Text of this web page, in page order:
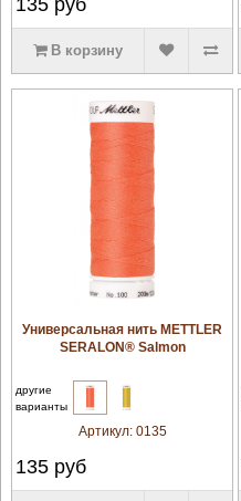
В корзину
увеличить
Универсальная нить METTLER
SERALON® Salmon
другие
варианты
Артикул: 0135
135руб